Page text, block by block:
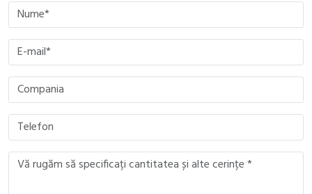
Please leave this field empty.
Please leave this field empty.
Please leave this field empty.
Please leave this field empty.